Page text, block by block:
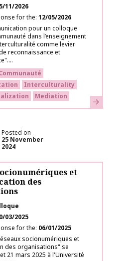
11/2026
for the 12/05/2026
pour un colloque
dans l’enseignement
comme levier
reconnaissance et
Interculturality
Mediation Learn more
Posted on
25 November
2024
et
des
03/2025
for the 06/01/2025
socionumériques et
des organisations" se
21 mars 2025 à l'Université